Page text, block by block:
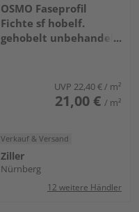
OSMO Faseprofil
Fichte sf hobelf.
gehobelt unbehandelt
UVP 22,40 €/ m²
21,00 € / m²
Verkauf & Versand
Ziller
Nürnberg
12 weitere Händler